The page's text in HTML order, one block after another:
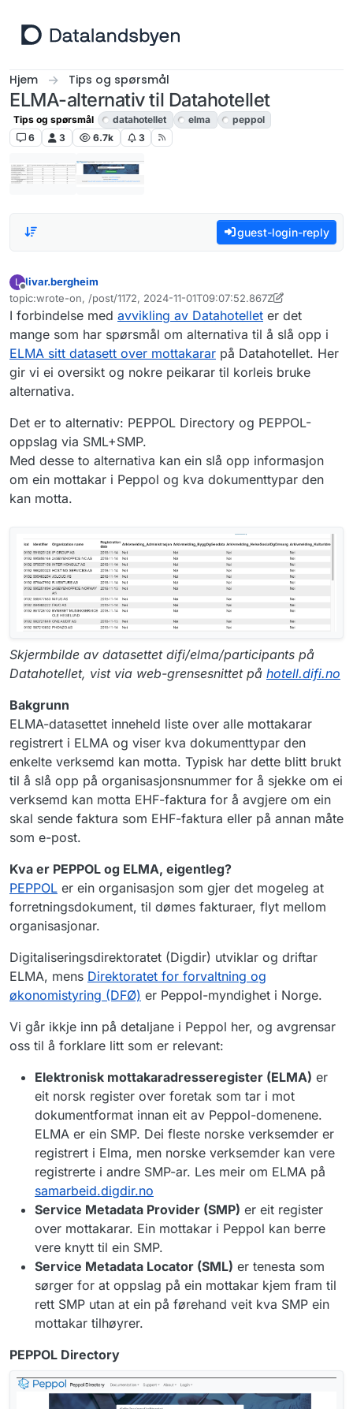
Hjem Tips og spørsmål
ELMA-alternativ til Datahotellet
Tips og spørsmål datahotellet elma
peppol
6
3 6.7k 3
guest-login-reply
L
Frakoblet
livar.bergheim
topic:wrote-on, /post/1172, 2024-11-01T09:07:52.867Z
Sist endret av livar.bergheim11. jan. 2024, 09:10
I forbindelse med avvikling av Datahotellet er det
mange som har spørsmål om alternativa til å slå opp i
ELMA sitt datasett over mottakarar på Datahotellet. Her
gir vi ei oversikt og nokre peikarar til korleis bruke
alternativa.
Det er to alternativ: PEPPOL Directory og PEPPOL-
oppslag via SML+SMP.
Med desse to alternativa kan ein slå opp informasjon
om ein mottakar i Peppol og kva dokumenttypar den
kan motta.
Skjermbilde av datasettet difi/elma/participants på
Datahotellet, vist via web-grensesnittet på hotell.difi.no
Bakgrunn
ELMA-datasettet inneheld liste over alle mottakarar
registrert i ELMA og viser kva dokumenttypar den
enkelte verksemd kan motta. Typisk har dette blitt brukt
til å slå opp på organisasjonsnummer for å sjekke om ei
verksemd kan motta EHF-faktura for å avgjere om ein
skal sende faktura som EHF-faktura eller på annan måte
som e-post.
Kva er PEPPOL og ELMA, eigentleg?
PEPPOL er ein organisasjon som gjer det mogeleg at
forretningsdokument, til dømes fakturaer, flyt mellom
organisasjonar.
Digitaliseringsdirektoratet (Digdir) utviklar og driftar
ELMA, mens Direktoratet for forvaltning og
økonomistyring (DFØ) er Peppol-myndighet i Norge.
Vi går ikkje inn på detaljane i Peppol her, og avgrensar
oss til å forklare litt som er relevant:
Elektronisk mottakaradresseregister (ELMA) er
eit norsk register over foretak som tar i mot
dokumentformat innan eit av Peppol-domenene.
ELMA er ein SMP. Dei fleste norske verksemder er
registrert i Elma, men norske verksemder kan vere
registrerte i andre SMP-ar. Les meir om ELMA på
samarbeid.digdir.no
Service Metadata Provider (SMP) er eit register
over mottakarar. Ein mottakar i Peppol kan berre
vere knytt til ein SMP.
Service Metadata Locator (SML) er tenesta som
sørger for at oppslag på ein mottakar kjem fram til
rett SMP utan at ein på førehand veit kva SMP ein
mottakar tilhøyrer.
PEPPOL Directory